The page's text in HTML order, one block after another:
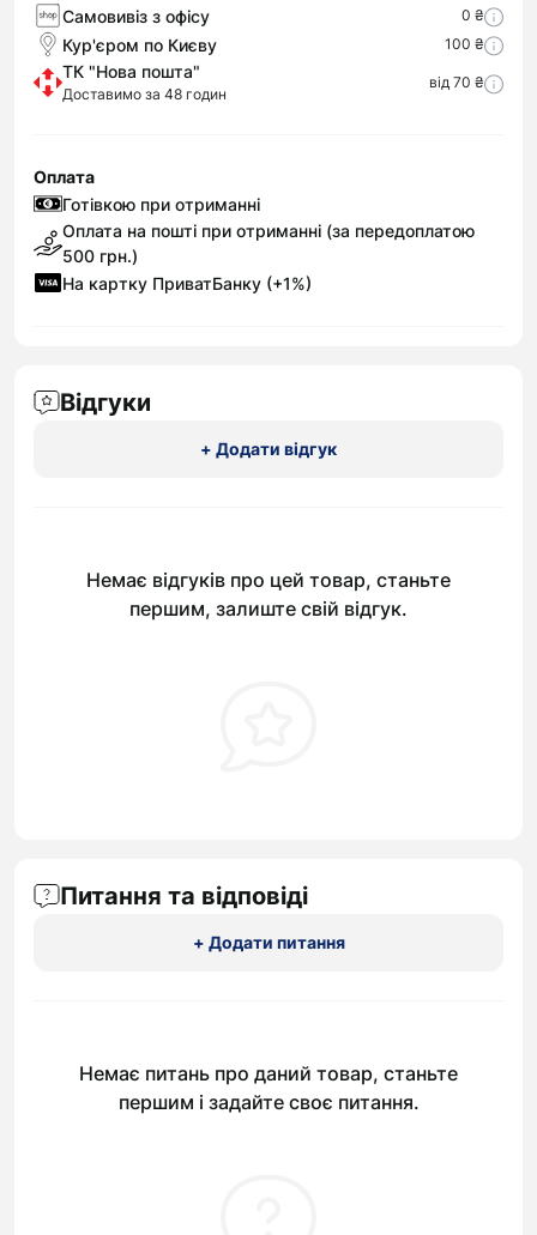
Самовивіз з офісу
0 ₴
Кур'єром по Києву 100 ₴
ТК "Нова пошта"
Доставимо за 48 годин
від 70 ₴
Оплата
Готівкою при отриманні
Оплата на пошті при отриманні (за передоплатою
500 грн.)
На картку ПриватБанку (+1%)
Відгуки
+ Додати відгук
Немає відгуків про цей товар, станьте
першим, залиште свій відгук.
Питання та відповіді
+ Додати питання
Немає питань про даний товар, станьте
першим і задайте своє питання.